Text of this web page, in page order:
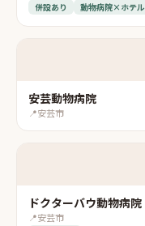
併設あり 動物病院×ホテル
安芸動物病院
📍安芸市
ドクターバウ動物病院
📍安芸市